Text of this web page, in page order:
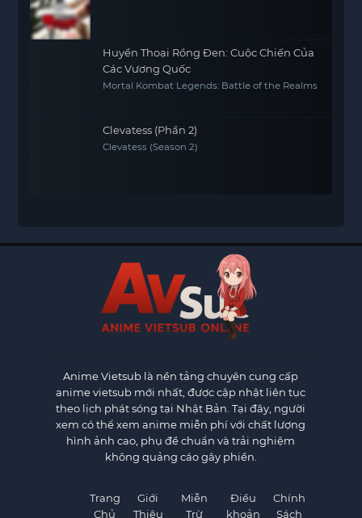
Huyền Thoại Rồng Đen: Cuộc Chiến Của
Các Vương Quốc
Mortal Kombat Legends: Battle of the Realms
Clevatess (Phần 2)
Clevatess (Season 2)
Anime Vietsub là nền tảng chuyên cung cấp
anime vietsub mới nhất, được cập nhật liên tục
theo lịch phát sóng tại Nhật Bản. Tại đây, người
xem có thể xem anime miễn phí với chất lượng
hình ảnh cao, phụ đề chuẩn và trải nghiệm
không quảng cáo gây phiền.
Trang
Chủ
Giới
Thiệu
Miễn
Trừ
Điều
khoản
Chính
Sách